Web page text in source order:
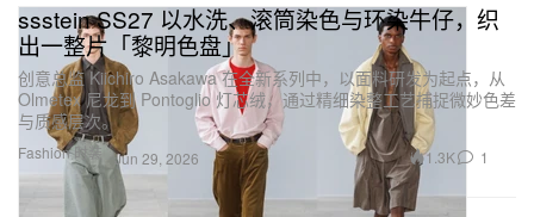
Fashion 时装
ssstein SS27 以水洗、滚筒染色与环染牛仔，织
出一整片「黎明色盘」
创意总监 Kiichiro Asakawa 在全新系列中，以面料研发为起点，从
Olmetex 尼龙到 Pontoglio 灯芯绒，通过精细染整工艺捕捉微妙色差
与质感层次。
Jun 29, 2026 1.3K 1